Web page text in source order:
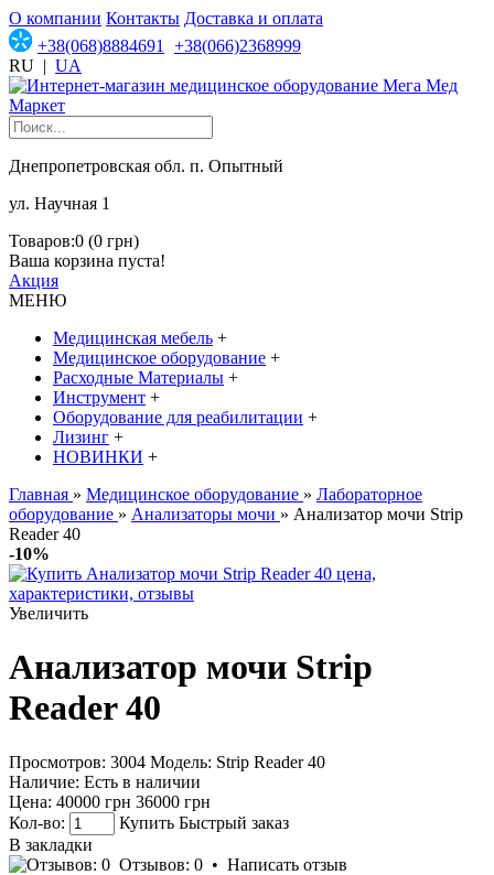
О компании Контакты Доставка и оплата
+38(068)8884691
+38(066)2368999
RU | UA
Днепропетровская обл. п. Опытный
ул. Научная 1
Товаров:0 (0 грн)
Ваша корзина пуста!
Акция
МЕНЮ
Медицинская мебель +
Медицинское оборудование +
Расходные Материалы +
Инструмент +
Оборудование для реабилитации +
Лизинг +
НОВИНКИ +
Главная » Медицинское оборудование » Лабораторное
оборудование » Анализаторы мочи » Анализатор мочи Strip
Reader 40
-10%
Увеличить
Анализатор мочи Strip
Reader 40
Просмотров: 3004 Модель: Strip Reader 40
Наличие: Есть в наличии
Цена: 40000 грн 36000 грн
Кол-во:
Купить Быстрый заказ
В закладки
Отзывов: 0 • Написать отзыв